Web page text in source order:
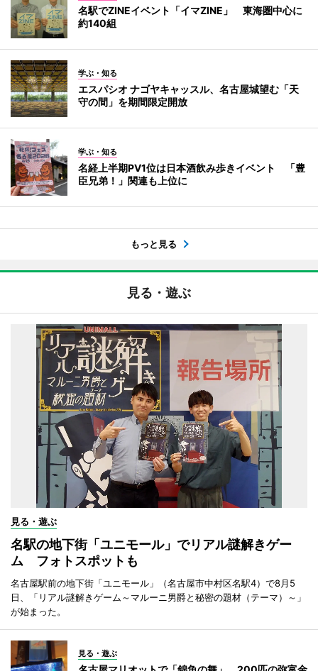
名駅でZINEイベント「イマZINE」 東海圏中心に
約140組
学ぶ・知る
エスパシオ ナゴヤキャッスル、名古屋城望む「天
守の間」を期間限定開放
学ぶ・知る
名経上半期PV1位は日本酒飲み歩きイベント 「豊
臣兄弟！」関連も上位に
もっと見る
見る・遊ぶ
見る・遊ぶ
名駅の地下街「ユニモール」でリアル謎解きゲー
ム フォトスポットも
名古屋駅前の地下街「ユニモール」（名古屋市中村区名駅4）で8月5
日、「リアル謎解きゲーム～マルーニ男爵と秘密の題材（テーマ）～」
が始まった。
見る・遊ぶ